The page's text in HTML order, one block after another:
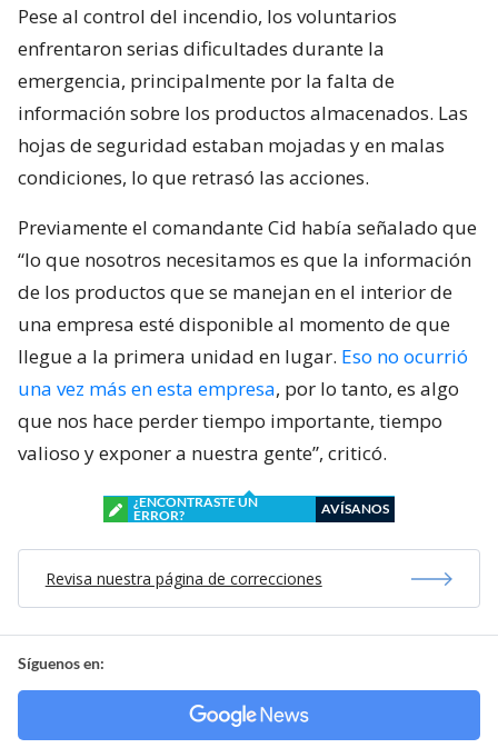
Pese al control del incendio, los voluntarios
enfrentaron serias dificultades durante la
emergencia, principalmente por la falta de
información sobre los productos almacenados. Las
hojas de seguridad estaban mojadas y en malas
condiciones, lo que retrasó las acciones.
Previamente el comandante Cid había señalado que
“lo que nosotros necesitamos es que la información
de los productos que se manejan en el interior de
una empresa esté disponible al momento de que
llegue a la primera unidad en lugar. Eso no ocurrió
una vez más en esta empresa, por lo tanto, es algo
que nos hace perder tiempo importante, tiempo
valioso y exponer a nuestra gente”, criticó.
¿ENCONTRASTE UN
ERROR?
AVÍSANOS
Revisa nuestra página de correcciones
Síguenos en: